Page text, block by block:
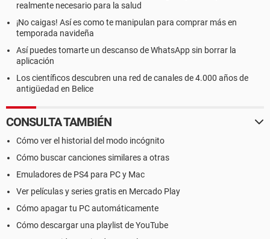
realmente necesario para la salud
¡No caigas! Así es como te manipulan para comprar más en
temporada navideña
Así puedes tomarte un descanso de WhatsApp sin borrar la
aplicación
Los científicos descubren una red de canales de 4.000 años de
antigüedad en Belice
CONSULTA TAMBIÉN
Cómo ver el historial del modo incógnito
Cómo buscar canciones similares a otras
Emuladores de PS4 para PC y Mac
Ver películas y series gratis en Mercado Play
Cómo apagar tu PC automáticamente
Cómo descargar una playlist de YouTube